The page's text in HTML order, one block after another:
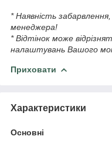
* Наявність
менеджера!
* Відтінок може
налаштувань Вашого
Приховати
Характеристики
Основні